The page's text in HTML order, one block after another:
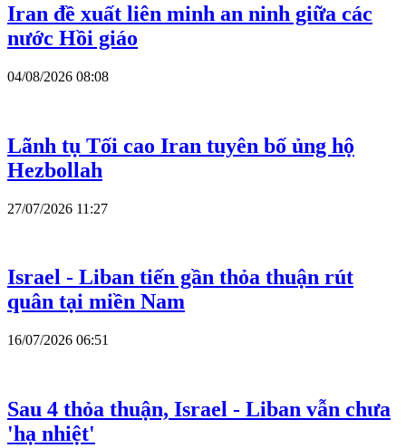
Iran đề xuất liên minh an ninh giữa các
nước Hồi giáo
04/08/2026 08:08
Lãnh tụ Tối cao Iran tuyên bố ủng hộ
Hezbollah
27/07/2026 11:27
Israel - Liban tiến gần thỏa thuận rút
quân tại miền Nam
16/07/2026 06:51
Sau 4 thỏa thuận, Israel - Liban vẫn chưa
'hạ nhiệt'